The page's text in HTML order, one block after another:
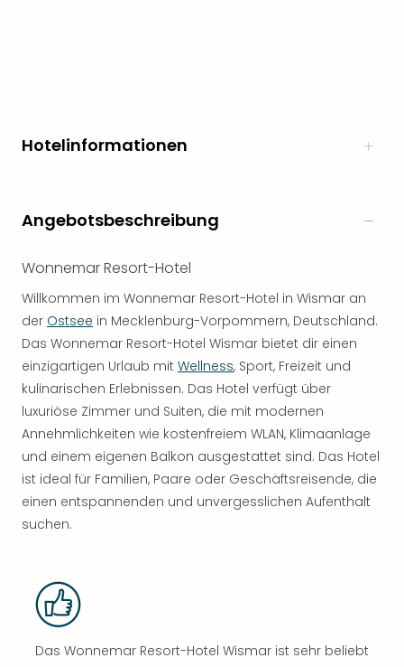
Hotelinformationen
Angebotsbeschreibung
Wonnemar Resort-Hotel
Willkommen im Wonnemar Resort-Hotel in Wismar an
der Ostsee in Mecklenburg-Vorpommern, Deutschland.
Das Wonnemar Resort-Hotel Wismar bietet dir einen
einzigartigen Urlaub mit Wellness, Sport, Freizeit und
kulinarischen Erlebnissen. Das Hotel verfügt über
luxuriöse Zimmer und Suiten, die mit modernen
Annehmlichkeiten wie kostenfreiem WLAN, Klimaanlage
und einem eigenen Balkon ausgestattet sind. Das Hotel
ist ideal für Familien, Paare oder Geschäftsreisende, die
einen entspannenden und unvergesslichen Aufenthalt
suchen.
Das Wonnemar Resort-Hotel Wismar ist sehr beliebt